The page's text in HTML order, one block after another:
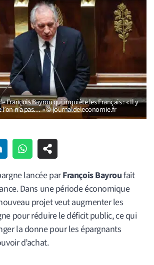
François Bayrou qui inquiète les Français : « Il y
l’on n’a pas… » © journaldeleconomie.fr
lancée parFrançois Bayroufait
Dans une période économique
projet veut augmenter les
pour réduire le déficit public, ce qui
la donne pour les épargnants
d’achat.